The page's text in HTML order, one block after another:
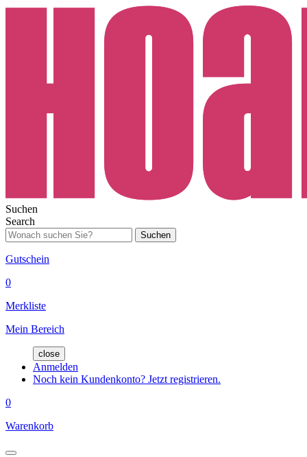
Suchen
Search
Suchen
Gutschein
0
Merkliste
Mein Bereich
close
Anmelden
Noch kein Kundenkonto? Jetzt registrieren.
0
Warenkorb